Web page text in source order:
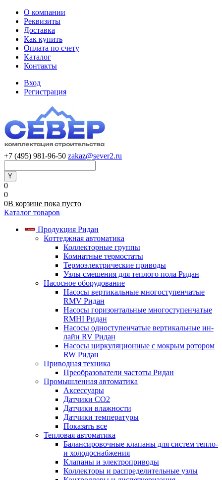
О компании
Реквизиты
Доставка
Как купить
Оплата по счету
Каталог
Контакты
Вход
Регистрация
+7 (495) 981-96-50 zakaz@sever2.ru
0
0
0В корзине пока пусто
Каталог товаров
Продукция Ридан
Коттеджная автоматика
Коллекторные группы
Комнатные термостаты
Термоэлектрические приводы
Узлы смешения для теплого пола Ридан
Насосное оборудование
Насосы вертикальные многоступенчатые
RMV Ридан
Насосы горизонтальные многоступенчатые
RMHI Ридан
Насосы одноступенчатые вертикальные ин-
лайн RV Ридан
Насосы циркуляционные с мокрым ротором
RW Ридан
Приводная техника
Преобразователи частоты Ридан
Промышленная автоматика
Аксессуары
Датчики CO2
Датчики влажности
Датчики температуры
Показать все
Тепловая автоматика
Балансировочные клапаны для систем тепло-
и холодоснабжения
Клапаны и электроприводы
Коллекторы и распределительные узлы